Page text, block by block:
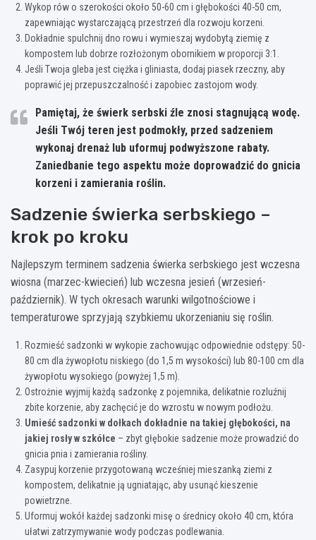
Wykop rów o szerokości około 50-60 cm i głębokości 40-50 cm,
zapewniając wystarczającą przestrzeń dla rozwoju korzeni.
Dokładnie spulchnij dno rowu i wymieszaj wydobytą ziemię z
kompostem lub dobrze rozłożonym obornikiem w proporcji 3:1.
Jeśli Twoja gleba jest ciężka i gliniasta, dodaj piasek rzeczny, aby
poprawić jej przepuszczalność i zapobiec zastojom wody.
Pamiętaj, że świerk serbski źle znosi stagnującą wodę.
Jeśli Twój teren jest podmokły, przed sadzeniem
wykonaj drenaż lub uformuj podwyższone rabaty.
Zaniedbanie tego aspektu może doprowadzić do gnicia
korzeni i zamierania roślin.
Sadzenie świerka serbskiego –
krok po kroku
Najlepszym terminem sadzenia świerka serbskiego jest wczesna
wiosna (marzec-kwiecień) lub wczesna jesień (wrzesień-
październik). W tych okresach warunki wilgotnościowe i
temperaturowe sprzyjają szybkiemu ukorzenianiu się roślin.
Rozmieść sadzonki w wykopie zachowując odpowiednie odstępy: 50-
80 cm dla żywopłotu niskiego (do 1,5 m wysokości) lub 80-100 cm dla
żywopłotu wysokiego (powyżej 1,5 m).
Ostrożnie wyjmij każdą sadzonkę z pojemnika, delikatnie rozluźnij
zbite korzenie, aby zachęcić je do wzrostu w nowym podłożu.
Umieść sadzonki w dołkach dokładnie na takiej głębokości, na
jakiej rosły w szkółce – zbyt głębokie sadzenie może prowadzić do
gnicia pnia i zamierania rośliny.
Zasypuj korzenie przygotowaną wcześniej mieszanką ziemi z
kompostem, delikatnie ją ugniatając, aby usunąć kieszenie
powietrzne.
Uformuj wokół każdej sadzonki misę o średnicy około 40 cm, która
ułatwi zatrzymywanie wody podczas podlewania.